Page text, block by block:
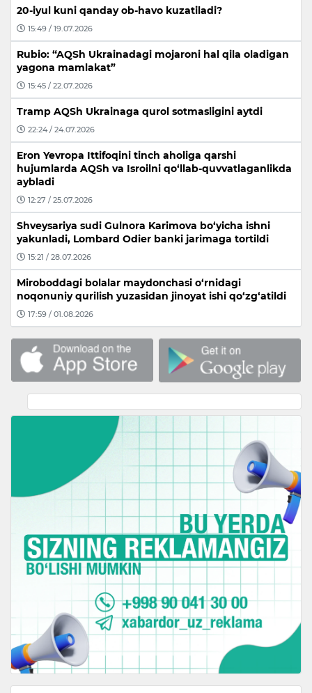
20-iyul kuni qanday ob-havo kuzatiladi?
15:49 / 19.07.2026
Rubio: “AQSh Ukrainadagi mojaroni hal qila oladigan
yagona mamlakat”
15:45 / 22.07.2026
Tramp AQSh Ukrainaga qurol sotmasligini aytdi
22:24 / 24.07.2026
Eron Yevropa Ittifoqini tinch aholiga qarshi
hujumlarda AQSh va Isroilni qo‘llab-quvvatlaganlikda
aybladi
12:27 / 25.07.2026
Shveysariya sudi Gulnora Karimova bo‘yicha ishni
yakunladi, Lombard Odier banki jarimaga tortildi
15:21 / 28.07.2026
Miroboddagi bolalar maydonchasi o‘rnidagi
noqonuniy qurilish yuzasidan jinoyat ishi qo‘zg‘atildi
17:59 / 01.08.2026